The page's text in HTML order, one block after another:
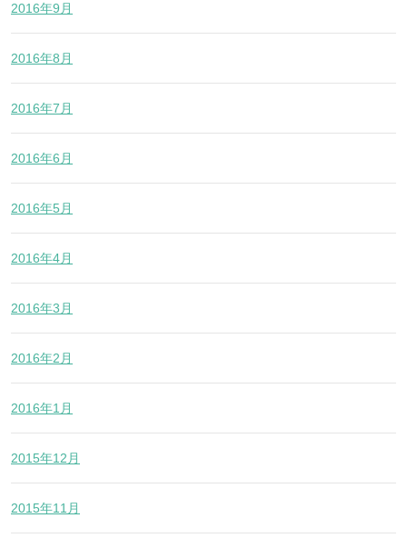
2016年9月
2016年8月
2016年7月
2016年6月
2016年5月
2016年4月
2016年3月
2016年2月
2016年1月
2015年12月
2015年11月